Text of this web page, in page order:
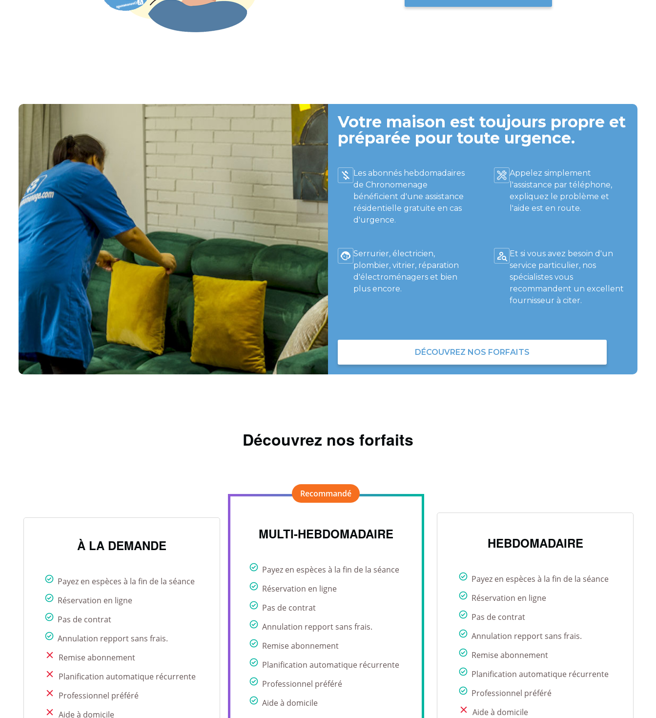
Votre maison est toujours propre et
préparée pour toute urgence.
Les abonnés hebdomadaires
de Chronomenage
bénéficient d'une assistance
résidentielle gratuite en cas
d'urgence.
Appelez simplement
l'assistance par téléphone,
expliquez le problème et
l'aide est en route.
Serrurier, électricien,
plombier, vitrier, réparation
d'électroménagers et bien
plus encore.
Et si vous avez besoin d'un
service particulier, nos
spécialistes vous
recommandent un excellent
fournisseur à citer.
DÉCOUVREZ NOS FORFAITS
Découvrez nos forfaits
HEBDOMADAIRE
Payez en espèces à la fin de la séance
Réservation en ligne
Pas de contrat
Annulation repport sans frais.
Remise abonnement
Planification automatique récurrente
Professionnel préféré
Aide à domicile
MULTI-HEBDOMADAIRE
Payez en espèces à la fin de la séance
Réservation en ligne
Pas de contrat
Annulation repport sans frais.
Remise abonnement
Planification automatique récurrente
Professionnel préféré
Aide à domicile
À LA DEMANDE
Payez en espèces à la fin de la séance
Réservation en ligne
Pas de contrat
Annulation repport sans frais.
Remise abonnement
Planification automatique récurrente
Professionnel préféré
Aide à domicile